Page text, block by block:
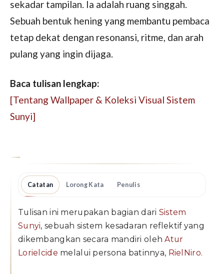
sekadar tampilan. Ia adalah ruang singgah.
Sebuah bentuk hening yang membantu pembaca
tetap dekat dengan resonansi, ritme, dan arah
pulang yang ingin dijaga.
Baca tulisan lengkap:
[Tentang Wallpaper & Koleksi Visual Sistem
Sunyi]
Catatan Lorong Kata Penulis
Tulisan ini merupakan bagian dari Sistem
Sunyi, sebuah sistem kesadaran reflektif yang
dikembangkan secara mandiri olehAtur
Lorielcide melalui persona batinnya, RielNiro.